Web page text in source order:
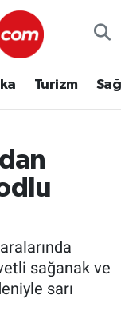
Turizm
sağanak ve
sarı